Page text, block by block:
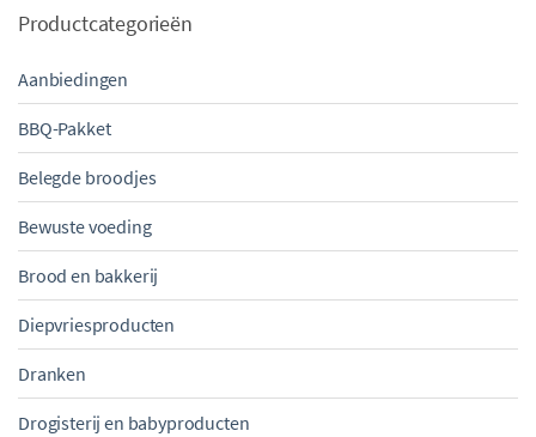
Productcategorieën
Aanbiedingen
BBQ-Pakket
Belegde broodjes
Bewuste voeding
Brood en bakkerij
Diepvriesproducten
Dranken
Drogisterij en babyproducten